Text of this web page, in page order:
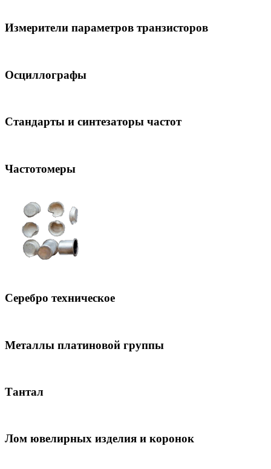
Измерители параметров транзисторов
Осциллографы
Стандарты и синтезаторы частот
Частотомеры
Серебро техническое
Металлы платиновой группы
Тантал
Лом ювелирных изделия и коронок